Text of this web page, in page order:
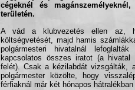
cégeknél és
területén.
A vád a klubvezetés ellen az,
költségvetését, majd hamis
polgármesteri hivatalnál
kapcsolatos összes iratot (a hivatal
felét). Csak a kézilabdát vizsgálták,
polgármester közölte, hogy
férfiaknál már két hónapos